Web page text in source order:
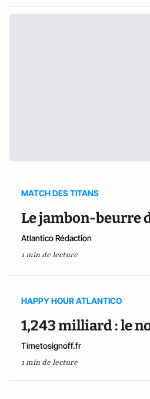
MATCH DES TITANS
Le jambon-beurre
Atlantico Rédaction
1 min de lecture
HAPPY HOUR ATLANTICO
1,243 milliard : le
Timetosignoff.fr
1 min de lecture